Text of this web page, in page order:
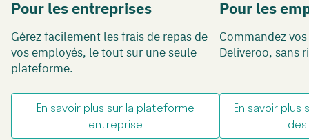
Pour les entreprises
Gérez facilement les frais de repas de
vos employés, le tout sur une seule
plateforme.
En savoir plus sur la plateforme
entreprise
Pour les
Commandez
Deliveroo, sans
En savoir